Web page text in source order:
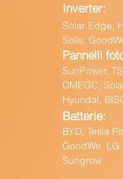
Inverter:
Solar Edge,
Solis,
Pannelli
SunPower,
DMEGC,
Hyundai,
Batterie:
BYD, Tesla
GoodWe, LG
Sungrow